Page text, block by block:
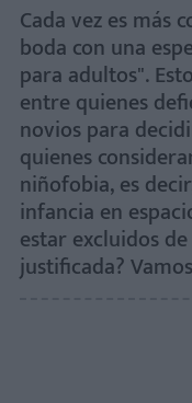
Cada vez es más
boda con una
para adultos".
entre quienes
novios para
quienes
niñofobia, es
infancia en
estar excluidos
justificada?